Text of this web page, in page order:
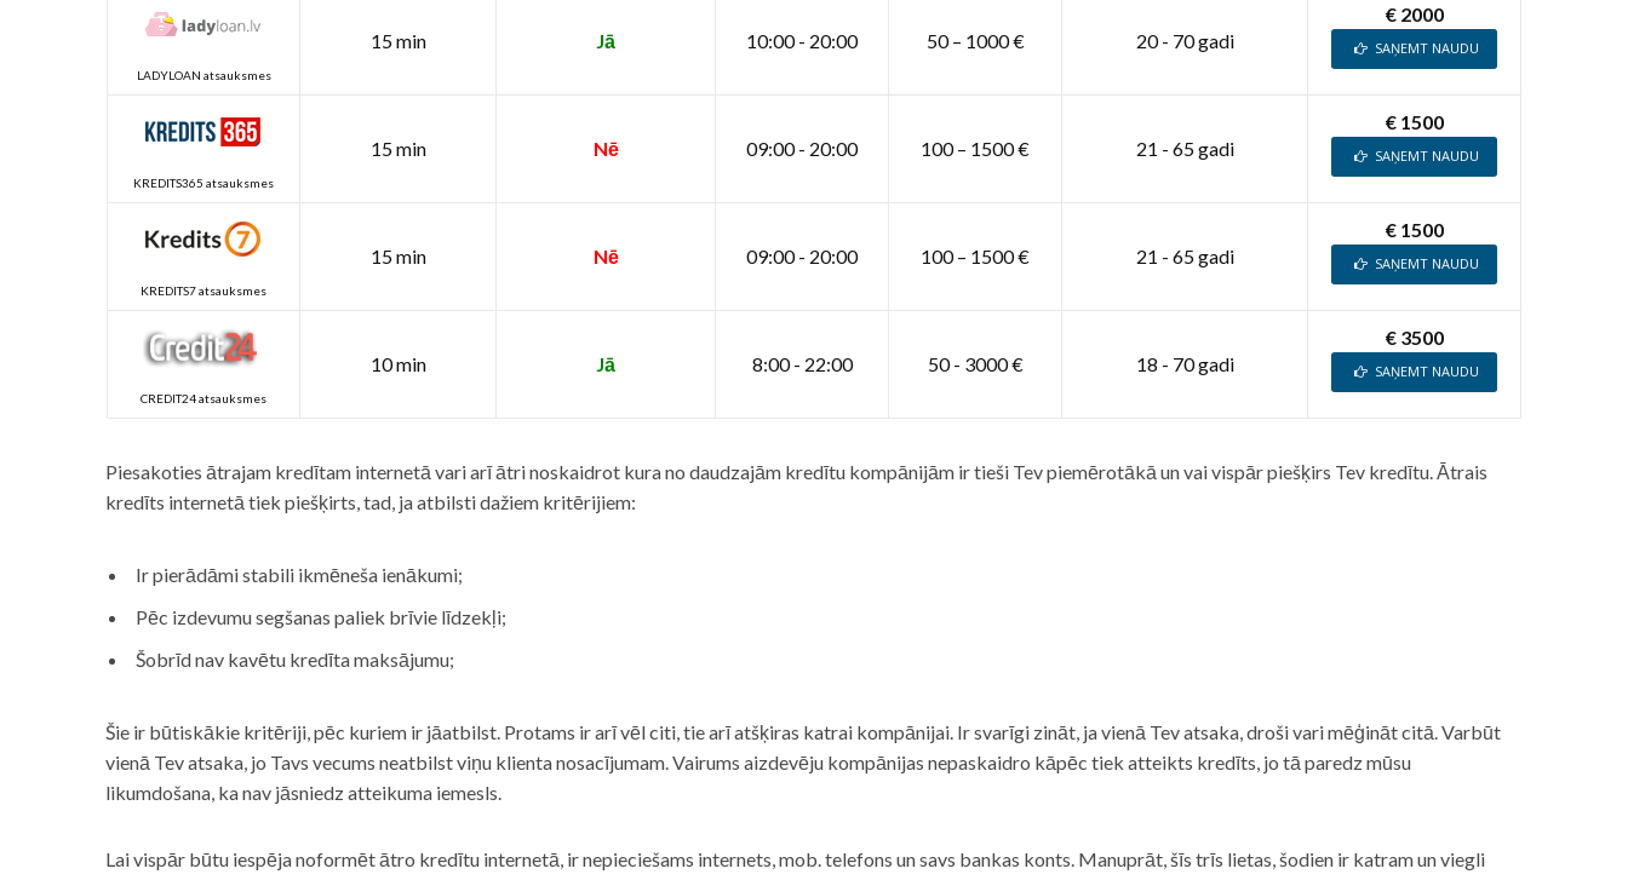
LADYLOAN atsauksmes
15 min Jā 10:00 - 20:00 50 – 1000 € 20 - 70 gadi
€ 2000
SAŅEMT NAUDU
KREDITS365 atsauksmes
15 min Nē 09:00 - 20:00 100 – 1500 € 21 - 65 gadi
€ 1500
SAŅEMT NAUDU
KREDITS7 atsauksmes
15 min Nē 09:00 - 20:00 100 – 1500 € 21 - 65 gadi
€ 1500
SAŅEMT NAUDU
CREDIT24 atsauksmes
10 min Jā 8:00 - 22:00 50 - 3000 € 18 - 70 gadi
€ 3500
SAŅEMT NAUDU
Piesakoties ātrajam kredītam internetā vari arī ātri noskaidrot kura no daudzajām kredītu kompānijām ir tieši Tev piemērotākā un vai vispār piešķirs Tev kredītu. Ātrais
kredīts internetā tiek piešķirts, tad, ja atbilsti dažiem kritērijiem:
Ir pierādāmi stabili ikmēneša ienākumi;
Pēc izdevumu segšanas paliek brīvie līdzekļi;
Šobrīd nav kavētu kredīta maksājumu;
Šie ir būtiskākie kritēriji, pēc kuriem ir jāatbilst. Protams ir arī vēl citi, tie arī atšķiras katrai kompānijai. Ir svarīgi zināt, ja vienā Tev atsaka, droši vari mēģināt citā. Varbūt
vienā Tev atsaka, jo Tavs vecums neatbilst viņu klienta nosacījumam. Vairums aizdevēju kompānijas nepaskaidro kāpēc tiek atteikts kredīts, jo tā paredz mūsu
likumdošana, ka nav jāsniedz atteikuma iemesls.
Lai vispār būtu iespēja noformēt ātro kredītu internetā, ir nepieciešams internets, mob. telefons un savs bankas konts. Manuprāt, šīs trīs lietas, šodien ir katram un viegli